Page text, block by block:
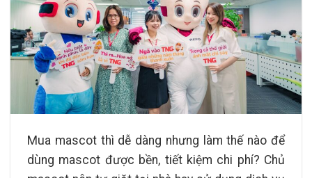
Mua mascot thì dễ dàng nhưng làm thế nào để
dùng mascot được bền, tiết kiệm chi phí? Chủ